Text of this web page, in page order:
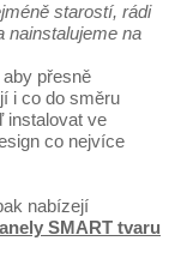
starostí, rádi
nainstalujeme na
přesně
i co do směru
instalovat ve
co nejvíce
nabízejí
SMART tvaru